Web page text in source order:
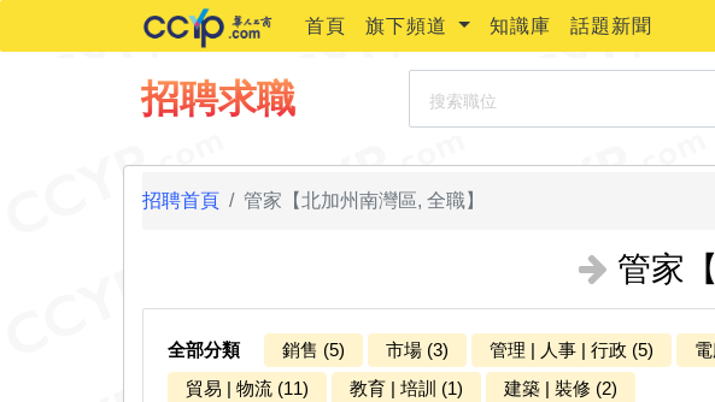
首頁 旗下頻道 知識庫 話題新聞
招聘求職
招聘首頁 管家【北加州南灣區, 全職】
管家
全部分類 銷售 (5) 市場 (3) 管理 | 人事 | 行政 (5)
貿易 | 物流 (11)
教育 | 培訓 (1) 建築 | 裝修 (2)